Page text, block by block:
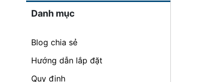
Danh mục
Blog chia sẻ
Hướng dẫn lắp đặt
Quy định